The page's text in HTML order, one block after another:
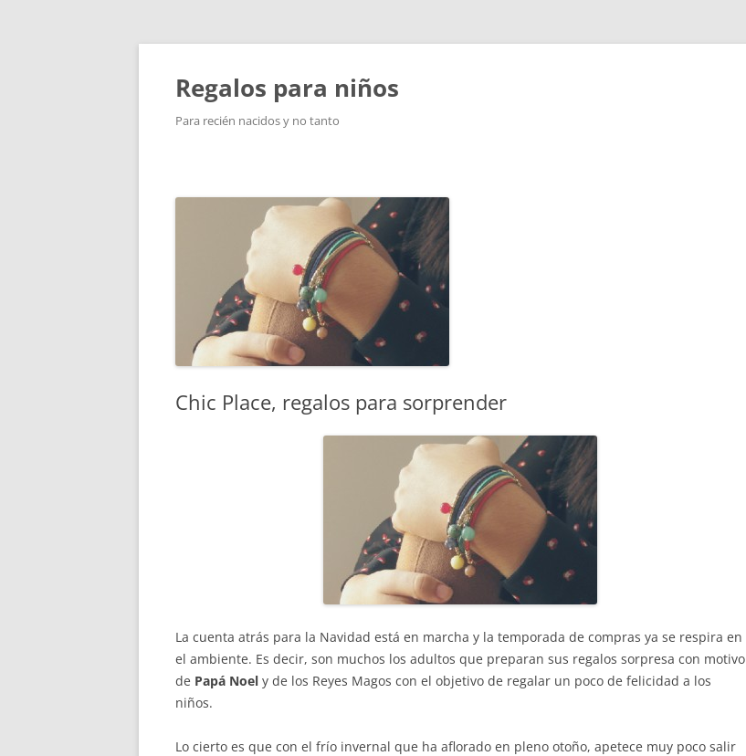
Saltar
contenido
Regalos para niños
Para recién nacidos y no tanto
Chic Place, regalos para sorprender
La cuenta atrás para la Navidad está en marcha y la temporada de compras ya se respira en
el ambiente. Es decir, son muchos los adultos que preparan sus regalos sorpresa con motivo
de Papá Noel y de los Reyes Magos con el objetivo de regalar un poco de felicidad a los
niños.
Lo cierto es que con el frío invernal que ha aflorado en pleno otoño, apetece muy poco salir